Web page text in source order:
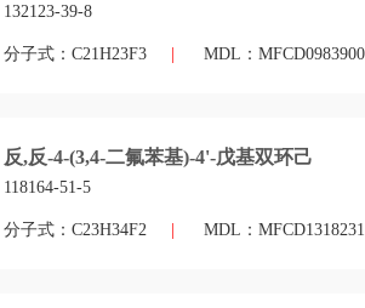
132123-39-8
分子式：C21H23F3 MDL：
反,反-4-(3,4-二氟苯基)-4'-戊基双环己
118164-51-5
分子式：C23H34F2 MDL：